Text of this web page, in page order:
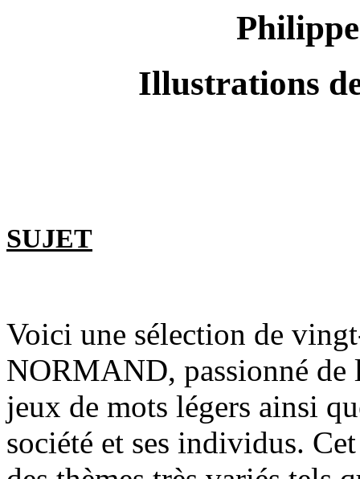
Illustrations
SUJET
Voici une sélection de
NORMAND, passionné de
jeux de mots légers ainsi
société et ses individus.